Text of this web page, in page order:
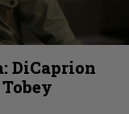
DiCaprion